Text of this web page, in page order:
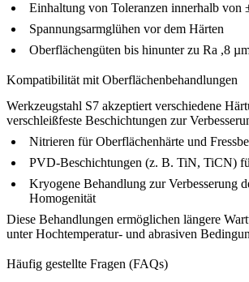
Einhaltung von Toleranzen innerhalb von
Spannungsarmglühen vor dem Härten
Oberflächengüten bis hinunter zu Ra ,8
Kompatibilität mit Oberflächenbehandlungen
Werkzeugstahl S7 akzeptiert verschiedene
verschleißfeste Beschichtungen zur
Nitrieren für Oberflächenhärte und
PVD-Beschichtungen (z. B. TiN, TiCN)
Kryogene Behandlung zur Verbesserung
Homogenität
Diese Behandlungen ermöglichen längere
unter Hochtemperatur- und abrasiven
Häufig gestellte Fragen (FAQs)